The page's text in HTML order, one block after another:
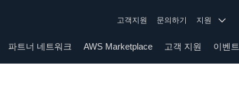
고객지원 문의하기 지원
파트너 네트워크 AWS Marketplace 고객 지원 이벤트